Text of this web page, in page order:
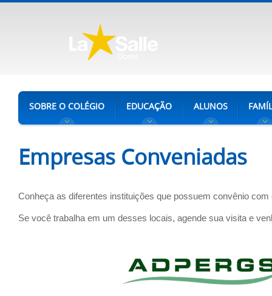
SOBRE O COLÉGIO EDUCAÇÃO ALUNOS
Empresas Conveniadas
Conheça as diferentes instituições que possuem convênio com
Se você trabalha em um desses locais, agende sua visita e